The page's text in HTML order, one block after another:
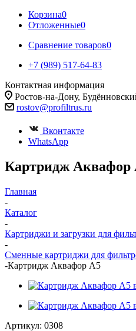
Корзина0
Отложенные0
Сравнение товаров0
+7 (989) 517-64-83
Контактная информация
Ростов-на-Дону,
rostov@profiltrus.ru
Вконтакте
WhatsApp
Картридж Аквафор
Главная
-
Каталог
-
Картриджи и загрузки для
-
Сменные картриджи для
-Картридж Аквафор А5
Артикул: 0308